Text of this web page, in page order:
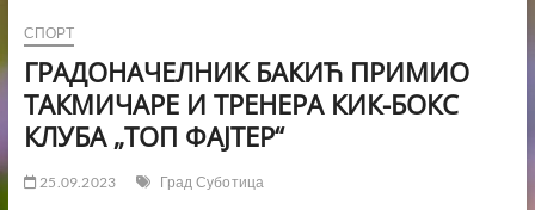
СПОРТ
ГРАДОНАЧЕЛНИК БАКИЋ ПРИМИО
ТАКМИЧАРЕ И ТРЕНЕРА КИК-БОКС
КЛУБА „ТОП ФАЈТЕР“
25.09.2023 Град Суботица